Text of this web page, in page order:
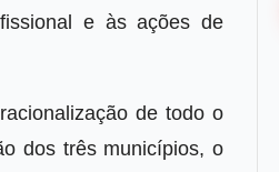
e às ações de
de todo o
dos três municípios, o